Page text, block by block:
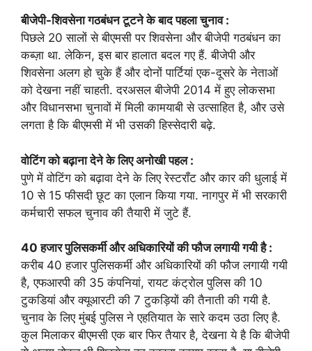
बीजेपी-शिवसेना गठबंधन टूटने के बाद पहला चुनाव :
पिछले 20 सालों से बीएमसी पर शिवसेना और बीजेपी गठबंधन का
कब्ज़ा था. लेकिन, इस बार हालात बदल गए हैं. बीजेपी और
शिवसेना अलग हो चुके हैं और दोनों पार्टियां एक-दूसरे के नेताओं
को देखना नहीं चाहती. दरअसल बीजेपी 2014 में हुए लोकसभा
और विधानसभा चुनावों में मिली कामयाबी से उत्साहित है, और उसे
लगता है कि बीएमसी में भी उसकी हिस्सेदारी बढ़े.
वोटिंग को बढ़ाना देने के लिए अनोखी पहल :
पुणे में वोटिंग को बढ़ावा देने के लिए रेस्टरॉंट और कार की धुलाई में
10 से 15 फीसदी छूट का एलान किया गया. नागपुर में भी सरकारी
कर्मचारी सफल चुनाव की तैयारी में जुटे हैं.
40 हजार पुलिसकर्मी और अधिकारियों की फौज लगायी गयी है :
करीब 40 हजार पुलिसकर्मी और अधिकारियों की फौज लगायी गयी
है, एफआरपी की 35 कंपनियां, रायट कंट्रोल पुलिस की 10
टुकडियां और क्यूआरटी की 7 टुकड़ियों की तैनाती की गयी है.
चुनाव के लिए मुंबई पुलिस ने एहतियात के सारे कदम उठा लिए है.
कुल मिलाकर बीएमसी एक बार फिर तैयार है, देखना ये है कि बीजेपी